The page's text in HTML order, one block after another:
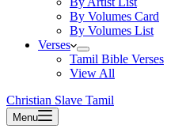
By Volumes Card
By Volumes List
Verses
Tamil Bible Verses
View All
Christian Slave Tamil
Menu